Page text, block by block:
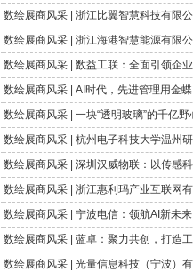
数绘展商风采 | 浙江比翼智慧科技有限公
数绘展商风采 | 浙江海港智慧能源有限公
数绘展商风采 | 数益工联：全面引领企
数绘展商风采 | AI时代，先进管理用金蝶
数绘展商风采 | 一块“透明玻璃”的千亿
数绘展商风采 | 杭州电子科技大学温州
数绘展商风采 | 深圳汉威物联：以传感
数绘展商风采 | 浙江惠利玛产业互联网
数绘展商风采 | 宁波电信：领航AI新未
数绘展商风采 | 蓝卓：聚力共创，打造
数绘展商风采 | 光量信息科技（宁波）